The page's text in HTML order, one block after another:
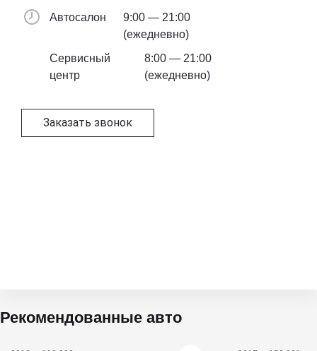
Автосалон
9:00 — 21:00
(ежедневно)
Сервисный
центр
8:00 — 21:00
(ежедневно)
Заказать звонок
Рекомендованные авто